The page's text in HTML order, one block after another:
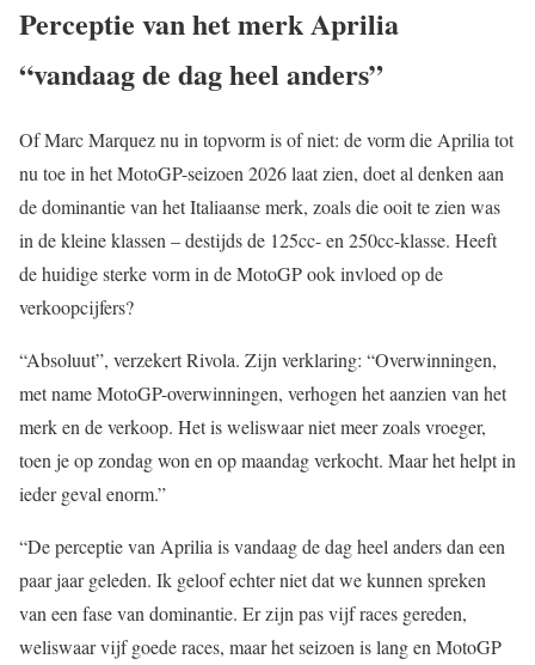
Perceptie van het merk Aprilia
“vandaag de dag heel anders”
Of Marc Marquez nu in topvorm is of niet: de vorm die Aprilia tot
nu toe in het MotoGP-seizoen 2026 laat zien, doet al denken aan
de dominantie van het Italiaanse merk, zoals die ooit te zien was
in de kleine klassen – destijds de 125cc- en 250cc-klasse. Heeft
de huidige sterke vorm in de MotoGP ook invloed op de
verkoopcijfers?
“Absoluut”, verzekert Rivola. Zijn verklaring: “Overwinningen,
met name MotoGP-overwinningen, verhogen het aanzien van het
merk en de verkoop. Het is weliswaar niet meer zoals vroeger,
toen je op zondag won en op maandag verkocht. Maar het helpt in
ieder geval enorm.”
“De perceptie van Aprilia is vandaag de dag heel anders dan een
paar jaar geleden. Ik geloof echter niet dat we kunnen spreken
van een fase van dominantie. Er zijn pas vijf races gereden,
weliswaar vijf goede races, maar het seizoen is lang en MotoGP